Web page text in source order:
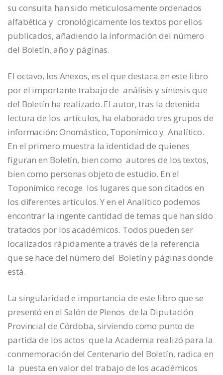
su consulta han sido meticulosamente ordenados
alfabética y cronológicamente los textos por ellos
publicados, añadiendo la información del número
del Boletín, año y páginas.
El octavo, los Anexos, es el que destaca en este libro
por el importante trabajo de análisis y síntesis que
del Boletín ha realizado. El autor, tras la detenida
lectura de los artículos, ha elaborado tres grupos de
información: Onomástico, Toponímico y Analítico.
En el primero muestra la identidad de quienes
figuran en Boletín, bien como autores de los textos,
bien como personas objeto de estudio. En el
Toponímico recoge los lugares que son citados en
los diferentes artículos. Y en el Analítico podemos
encontrar la ingente cantidad de temas que han sido
tratados por los académicos. Todos pueden ser
localizados rápidamente a través de la referencia
que se hace del número del Boletín y páginas donde
está.
La singularidad e importancia de este libro que se
presentó en el Salón de Plenos de la Diputación
Provincial de Córdoba, sirviendo como punto de
partida de los actos que la Academia realizó para la
conmemoración del Centenario del Boletín, radica en
la puesta en valor del trabajo de los académicos